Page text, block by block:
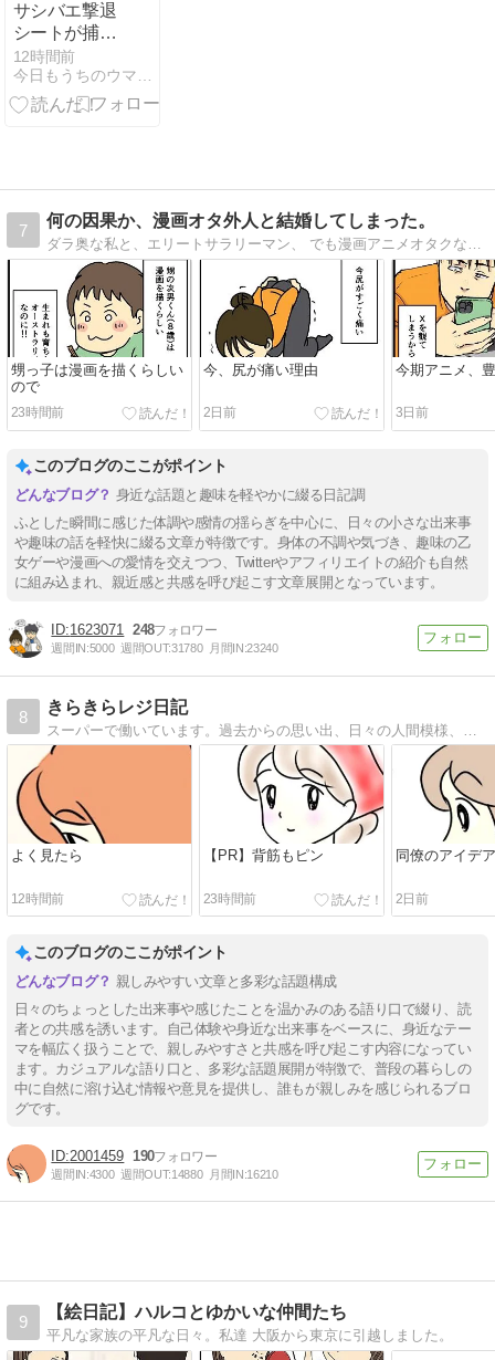
サシバエ撃退
シートが捕ま
えるもの
12時間前
7
何の因果か、漫画オタ外人と結婚してしまった。
甥っ子は漫画を描くらしい
ので
23時間前
今、尻が痛い理由
2日前
今期アニメ、
3日前
このブログのここがポイント
身近な話題と趣味を軽やかに綴る日記調
ふとした瞬間に感じた体調や感情の揺らぎを中心に、日々の小さな出来事
や趣味の話を軽快に綴る文章が特徴です。身体の不調や気づき、趣味の乙
女ゲーや漫画への愛情を交えつつ、Twitterやアフィリエイトの紹介も自然
に組み込まれ、親近感と共感を呼び起こす文章展開となっています。
1623071 248
週間IN:5000 週間OUT:31780 月間IN:23240
8
きらきらレジ日記
よく見たら
12時間前
【PR】背筋もピン
23時間前
同僚のアイデア
2日前
このブログのここがポイント
親しみやすい文章と多彩な話題構成
日々のちょっとした出来事や感じたことを温かみのある語り口で綴り、読
者との共感を誘います。自己体験や身近な出来事をベースに、身近なテー
マを幅広く扱うことで、親しみやすさと共感を呼び起こす内容になってい
ます。カジュアルな語り口と、多彩な話題展開が特徴で、普段の暮らしの
中に自然に溶け込む情報や意見を提供し、誰もが親しみを感じられるブロ
グです。
2001459 190
週間IN:4300 週間OUT:14880 月間IN:16210
9
【絵日記】ハルコとゆかいな仲間たち
平凡な家族の平凡な日々。私達 大阪から東京に引越しました。